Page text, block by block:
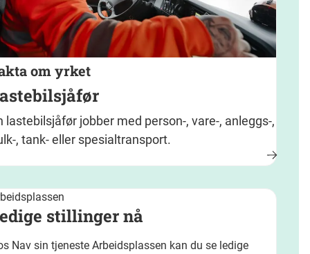
om yrket
lastebilsjåfør jobber med person-, vare-, anleggs-,
, tank- eller spesialtransport.
stillinger nå
Nav sin tjeneste Arbeidsplassen kan du se ledige